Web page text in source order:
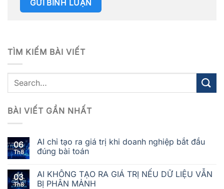
TÌM KIẾM BÀI VIẾT
BÀI VIẾT GẦN NHẤT
06
Th8
AI chỉ tạo ra giá trị khi doanh nghiệp bắt đầu
đúng bài toán
03
Th8
AI KHÔNG TẠO RA GIÁ TRỊ NẾU DỮ LIỆU VẪN
BỊ PHÂN MẢNH